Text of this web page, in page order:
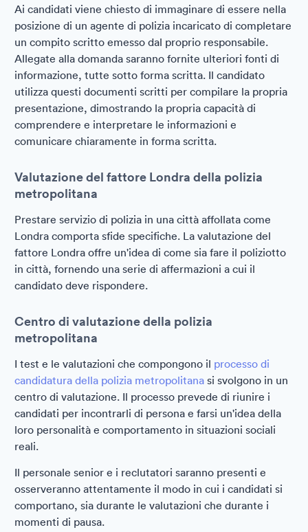
Ai candidati viene chiesto di immaginare di essere nella
posizione di un agente di polizia incaricato di completare
un compito scritto emesso dal proprio responsabile.
Allegate alla domanda saranno fornite ulteriori fonti di
informazione, tutte sotto forma scritta. Il candidato
utilizza questi documenti scritti per compilare la propria
presentazione, dimostrando la propria capacità di
comprendere e interpretare le informazioni e
comunicare chiaramente in forma scritta.
Valutazione del fattore Londra della polizia
metropolitana
Prestare servizio di polizia in una città affollata come
Londra comporta sfide specifiche. La valutazione del
fattore Londra offre un'idea di come sia fare il poliziotto
in città, fornendo una serie di affermazioni a cui il
candidato deve rispondere.
Centro di valutazione della polizia
metropolitana
I test e le valutazioni che compongono il processo di
candidatura della polizia metropolitana si svolgono in un
centro di valutazione. Il processo prevede di riunire i
candidati per incontrarli di persona e farsi un'idea della
loro personalità e comportamento in situazioni sociali
reali.
Il personale senior e i reclutatori saranno presenti e
osserveranno attentamente il modo in cui i candidati si
comportano, sia durante le valutazioni che durante i
momenti di pausa.